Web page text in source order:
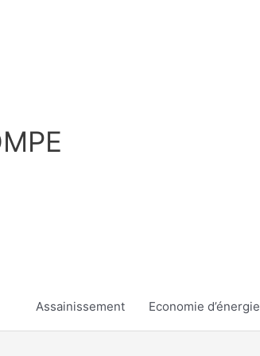
Assainissement Economie d’énergie